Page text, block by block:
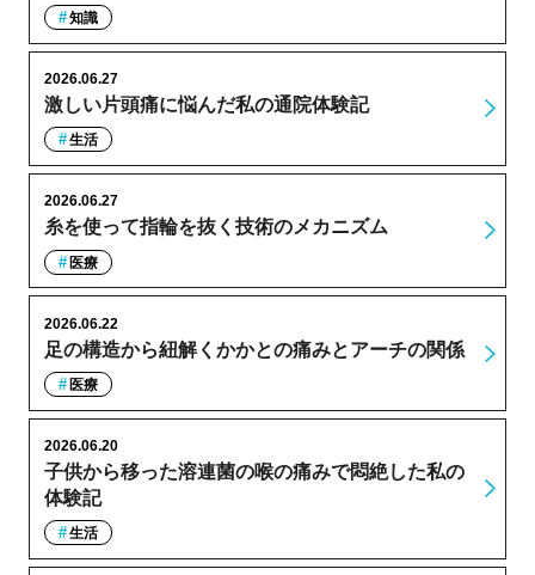
知識
激しい片頭痛に悩んだ私の通院体験記
2026.06.27
生活
糸を使って指輪を抜く技術のメカニズム
2026.06.27
医療
足の構造から紐解くかかとの痛みとアーチの関係
2026.06.22
医療
子供から移った溶連菌の喉の痛みで悶絶した私の
体験記
2026.06.20
生活